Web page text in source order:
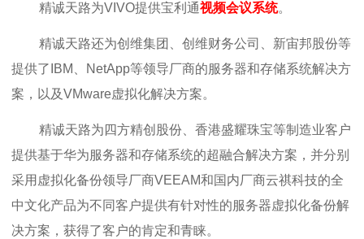
精诚天路为VIVO提供宝利通视频会议系统。
精诚天路还为创维集团、创维财务公司、新宙邦股份等
提供了IBM、NetApp等领导厂商的服务器和存储系统解决方
案，以及VMware虚拟化解决方案。
精诚天路为四方精创股份、香港盛耀珠宝等制造业客户
提供基于华为服务器和存储系统的超融合解决方案，并分别
采用虚拟化备份领导厂商VEEAM和国内厂商云祺科技的全
中文化产品为不同客户提供有针对性的服务器虚拟化备份解
决方案，获得了客户的肯定和青睐。